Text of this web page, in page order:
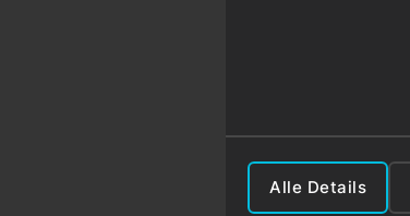
Alle Details